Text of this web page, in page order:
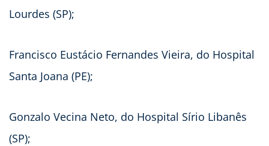
Lourdes (SP);
Francisco Eustácio Fernandes Vieira, do Hospital
Santa Joana (PE);
Gonzalo Vecina Neto, do Hospital Sírio Libanês
(SP);